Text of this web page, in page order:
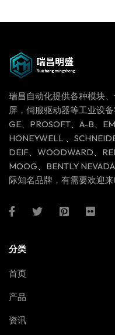
瑞昌自动化提供各种模块
屏，伺服驱动器等工业设
GE、PROSOFT、A-B、
HONEYWELL 、
DEIF、WOODWARD、
MOOG、BENTLY
际知名品牌，有需要欢迎来
分类
首页
产品
资讯